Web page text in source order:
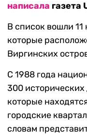
написала газета
В список вошли 11
которые
Виргинских
С 1988 года
300
которые
городские
словам